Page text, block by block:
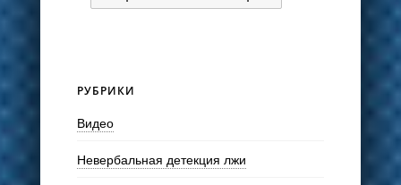
РУБРИКИ
Видео
Невербальная детекция лжи